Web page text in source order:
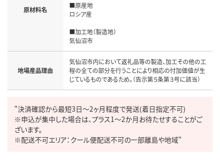
原材料名
■原産地
ロシア産
■加工地（製造地）
気仙沼市
地場産品理由
気仙沼市内において返礼品等の製造、加工その他の工
程の全ての部分を行うことにより相応の付加価値が生
じているものであるため。（告示第５条第３号に該当）
"決済確認から最短3日～2ヶ月程度で発送(着日指定不可)
※申込が集中した場合は、プラス1～2か月お待たせすることがご
ざいます。
※配送不可エリア：クール便配送不可の一部離島や地域"